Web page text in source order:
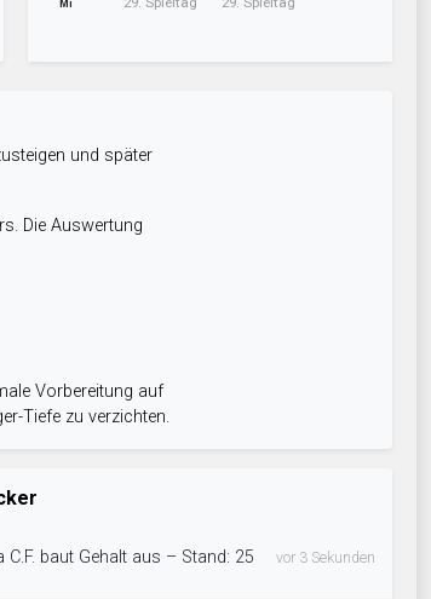
Mi
und später
Die Auswertung
Vorbereitung auf
Tiefe zu verzichten.
C.F. baut Gehalt aus – Stand: 25
vor 3 Sekunden